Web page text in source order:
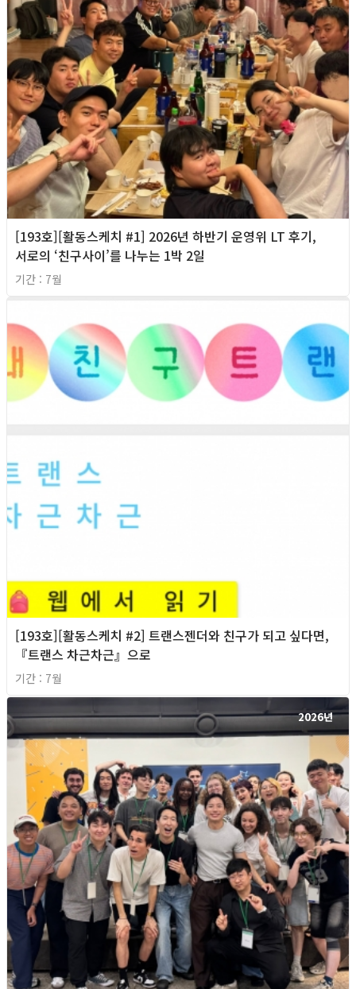
[193호][활동스케치 #1] 2026년 하반기 운영위 LT 후기,
서로의 ‘친구사이’를 나누는 1박 2일
기간 : 7월
[193호][활동스케치 #2] 트랜스젠더와 친구가 되고 싶다면,
『트랜스 차근차근』으로
기간 : 7월
2026년